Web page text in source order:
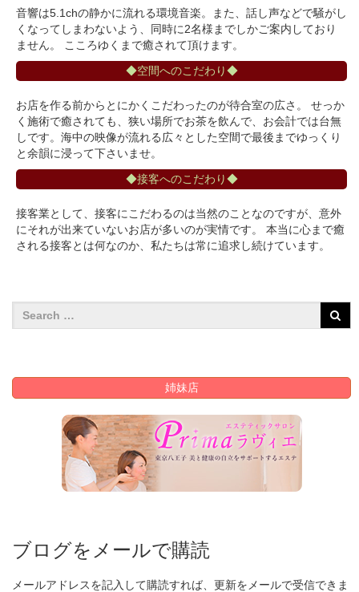
音響は5.1chの静かに流れる環境音楽。また、話し声などで騒がし
くなってしまわないよう、同時に2名様までしかご案内しており
ません。 こころゆくまで癒されて頂けます。
◆空間へのこだわり◆
お店を作る前からとにかくこだわったのが待合室の広さ。 せっか
く施術で癒されても、狭い場所でお茶を飲んで、お会計では台無
しです。海中の映像が流れる広々とした空間で最後までゆっくり
と余韻に浸って下さいませ。
◆接客へのこだわり◆
接客業として、接客にこだわるのは当然のことなのですが、意外
にそれが出来ていないお店が多いのが実情です。 本当に心まで癒
される接客とは何なのか、私たちは常に追求し続けています。
姉妹店
ブログをメールで購読
メールアドレスを記入して購読すれば、更新をメールで受信できま